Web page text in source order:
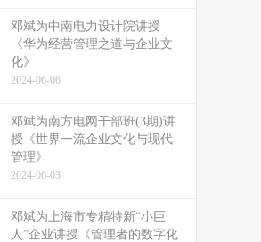
邓斌为中南电力设计院讲授
《华为经营管理之道与企业文
化》
2024-06-06
邓斌为南方电网干部班(3期)讲
授《世界一流企业文化与现代
管理》
2024-06-03
邓斌为上海市专精特新“小巨
人”企业讲授《管理者的数字化